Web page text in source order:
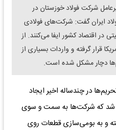
شرکت فولاد خوزستان در
ایران گفت: شرکت‌های فولادی
در اقتصاد کشور ایفا می‌کنند. از
قرار گرفته و واردات بسیاری از
دچار مشکل شده است.
در چندساله اخیر ایجاد
شد که شرکت‌ها به سمت و سوی
و به بومی‌سازی قطعات روی